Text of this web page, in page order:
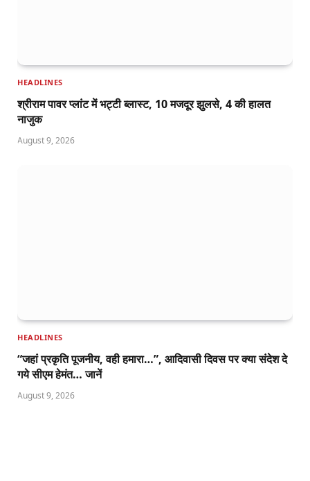
HEADLINES
श्रीराम पावर प्लांट में भट्टी ब्लास्ट, 10 मजदूर झुलसे, 4 की हालत
नाजुक
August 9, 2026
HEADLINES
“जहां प्रकृति पूजनीय, वही हमारा…”, आदिवासी दिवस पर क्या संदेश दे
गये सीएम हेमंत… जानें
August 9, 2026